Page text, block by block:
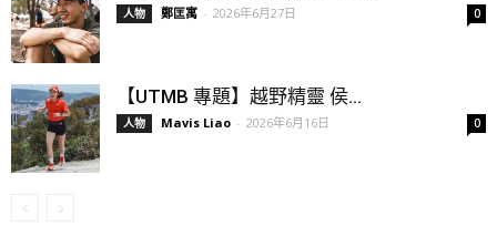
人物 鄭匡寓 - 2026年6月27日 0
【UTMB 專題】越野精靈 侯...
人物 Mavis Liao - 2026年6月16日 0